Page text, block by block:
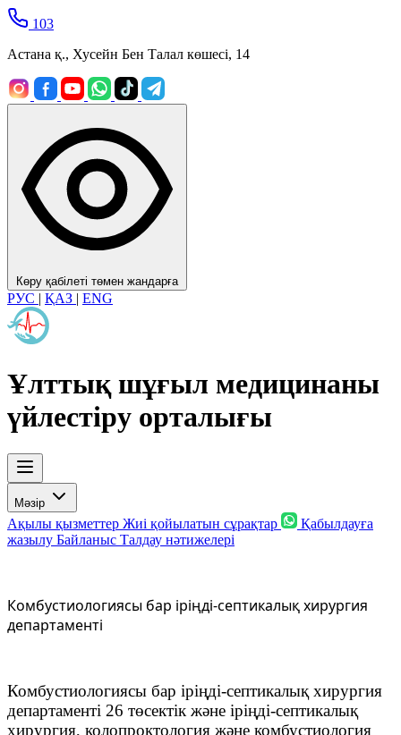
103
Астана қ., Хусейн Бен Талал көшесі, 14
Көру қабілеті төмен жандарға
РУС | ҚАЗ | ENG
Ұлттық шұғыл медицинаны
үйлестіру орталығы
Мәзір
Ақылы қызметтер Жиі қойылатын сұрақтар
Қабылдауға
жазылу Байланыс Талдау нәтижелері
Комбустиологиясы бар іріңді-септикалық хирургия
департаменті
Комбустиологиясы бар іріңді-септикалық хирургия
департаменті 26 төсектік және іріңді-септикалық
хирургия, колопроктология және комбустиология